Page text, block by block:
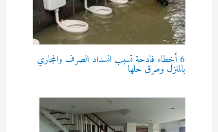
6 أخطاء فادحة تسبب انسداد الصرف والمجاري
بالمنزل وطرق حلها